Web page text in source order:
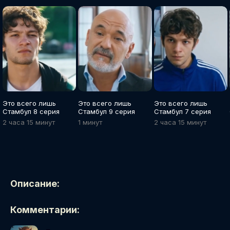
Это всего лишь
Стамбул 8 серия
2 часа 15 минут
Это всего лишь
Стамбул 9 серия
1 минут
Это всего лишь
Стамбул 7 серия
2 часа 15 минут
Описание:
Комментарии: